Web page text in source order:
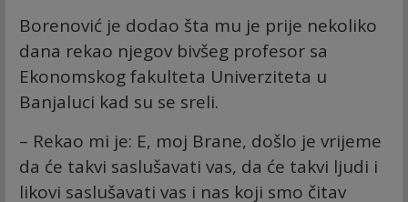
Borenović je dodao šta mu je prije nekoliko
dana rekao njegov bivšeg profesor sa
Ekonomskog fakulteta Univerziteta u
Banjaluci kad su se sreli.
– Rekao mi je: E, moj Brane, došlo je vrijeme
da će takvi saslušavati vas, da će takvi ljudi i
likovi saslušavati vas i nas koji smo čitav